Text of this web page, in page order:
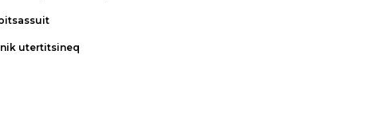
utertitsineq